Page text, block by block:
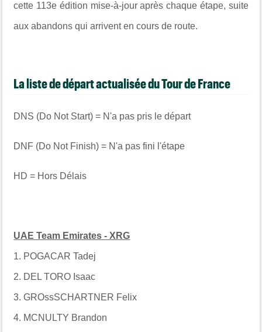
cette 113e édition mise-à-jour après chaque étape, suite
aux abandons qui arrivent en cours de route.
La liste de départ actualisée du Tour de France
DNS (Do Not Start) = N'a pas pris le départ
DNF (Do Not Finish) = N'a pas fini l'étape
HD = Hors Délais
UAE Team Emirates - XRG
1. POGACAR Tadej
2. DEL TORO Isaac
3. GROssSCHARTNER Felix
4. MCNULTY Brandon